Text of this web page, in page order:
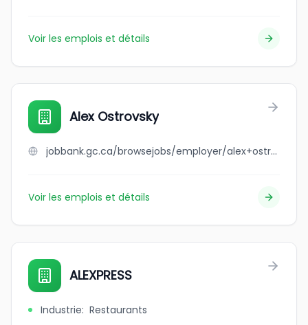
Voir les emplois et détails
Alex Ostrovsky
jobbank.gc.ca/browsejobs/employer/alex+ostrovsky/ca
Voir les emplois et détails
ALEXPRESS
Industrie: Restaurants